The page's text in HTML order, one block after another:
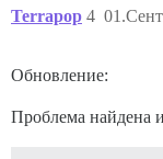
Terrapop 4
Обновление:
Проблема найдена